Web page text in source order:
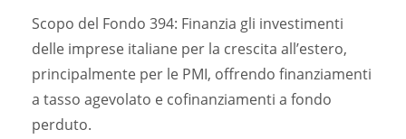
Scopo del Fondo 394: Finanzia gli investimenti
delle imprese italiane per la crescita all’estero,
principalmente per le PMI, offrendo finanziamenti
a tasso agevolato e cofinanziamenti a fondo
perduto.